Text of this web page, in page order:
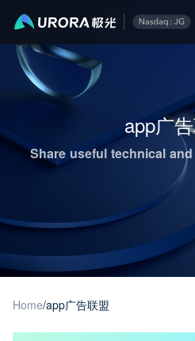
app广
Share useful technical
Home/app广告联盟